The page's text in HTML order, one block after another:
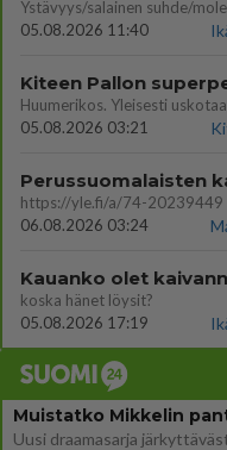
05.08.2026 11:40
05.08.2026 03:21
06.08.2026 03:24
Kauanko olet
koska hänet löysit?
05.08.2026 17:19
Muistatko Mikkelin